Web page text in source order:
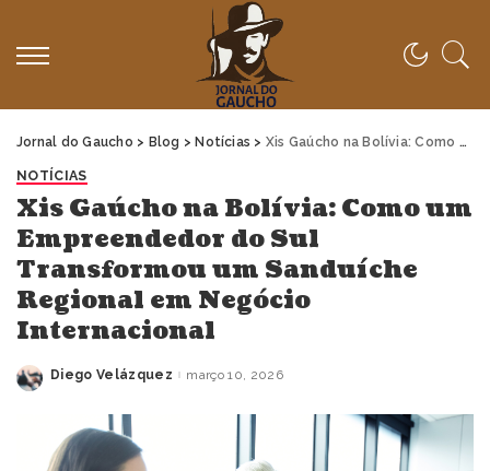
Jornal do Gaucho > Blog > Notícias > Xis Gaúcho na Bolívia: Como um Empreendedor do Sul Transformou um Sanduíche Regional em Negócio Internacional
NOTÍCIAS
Xis Gaúcho na Bolívia: Como um
Empreendedor do Sul
Transformou um Sanduíche
Regional em Negócio
Internacional
Posted
Diego Velázquez março 10, 2026